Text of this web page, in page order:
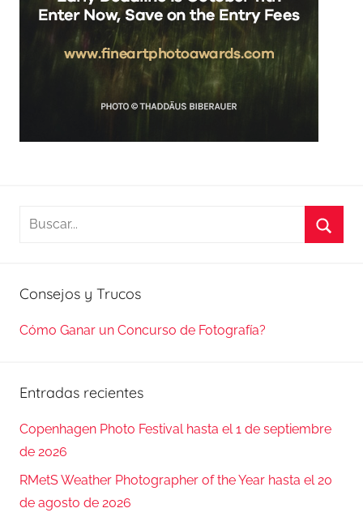
Buscar:
Consejos y Trucos
Cómo Ganar un Concurso de Fotografía?
Entradas recientes
Copenhagen Photo Festival hasta el 1 de septiembre
de 2026
RMetS Weather Photographer of the Year hasta el 20
de agosto de 2026